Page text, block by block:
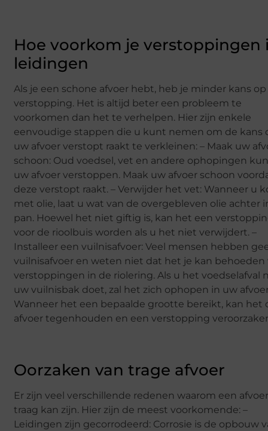
Hoe voorkom je verstoppingen
leidingen
Als je een schone afvoer hebt, heb je minder kans
verstopping. Het is altijd beter een probleem te
voorkomen dan het te verhelpen. Hier zijn enkele
eenvoudige stappen die u kunt nemen om de kans
uw afvoer verstopt raakt te verkleinen: – Maak uw
schoon: Oud voedsel, vet en andere ophopingen
uw afvoer verstoppen. Maak uw afvoer schoon
deze verstopt raakt. – Verwijder het vet: Wanneer u
met olie, laat u wat van de overgebleven olie achter
pan. Hoewel het niet giftig is, kan het een
voor de rioolbuis worden als u het niet verwijdert. –
Installeer een vuilnisafvoer: Veel mensen hebben
vuilnisafvoer en weten niet dat het je kan behoeden
verstoppingen in de riolering. Als u het voedselafval
uw vuilnisbak doet, zal het zich ophopen in uw
Wanneer het een bepaalde grootte bereikt, kan het
afvoer tegenhouden en een verstopping
Oorzaken van trage afvoer
Er zijn veel verschillende redenen waarom een
traag kan zijn. Hier zijn de meest voorkomende: –
Leidingen zijn gecorrodeerd: Corrosie is de opbouw